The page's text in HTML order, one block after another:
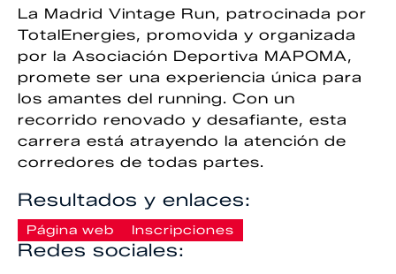
La Madrid Vintage Run, patrocinada por
TotalEnergies, promovida y organizada
por la Asociación Deportiva MAPOMA,
promete ser una experiencia única para
los amantes del running. Con un
recorrido renovado y desafiante, esta
carrera está atrayendo la atención de
corredores de todas partes.
Resultados y enlaces:
Página web Inscripciones
Redes sociales: